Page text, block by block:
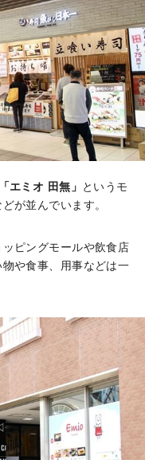
「エミオ 田無」 というモ
が並んでいます。
ピングモールや飲食店
や食事、用事などは一